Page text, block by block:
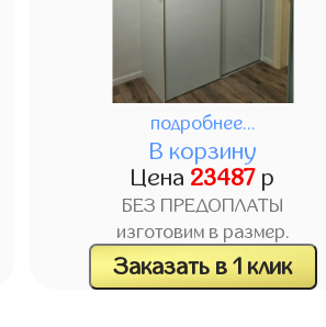
подробнее...
В корзину
Цена 23487 р
БЕЗ ПРЕДОПЛАТЫ
изготовим в размер.
Заказать в 1 клик